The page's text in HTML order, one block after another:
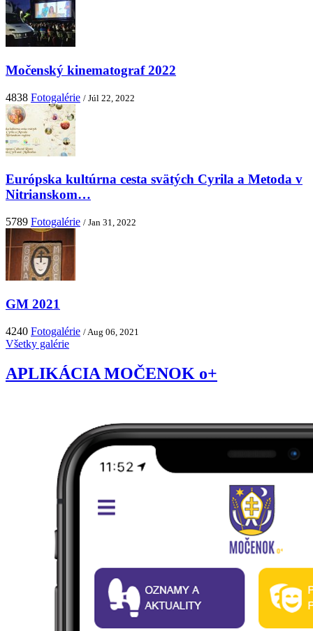
Močenský kinematograf 2022
4838 Fotogalérie / Júl 22, 2022
Európska kultúrna cesta svätých Cyrila a Metoda v
Nitrianskom…
5789 Fotogalérie / Jan 31, 2022
GM 2021
4240 Fotogalérie / Aug 06, 2021
Všetky galérie
APLIKÁCIA MOČENOK o+